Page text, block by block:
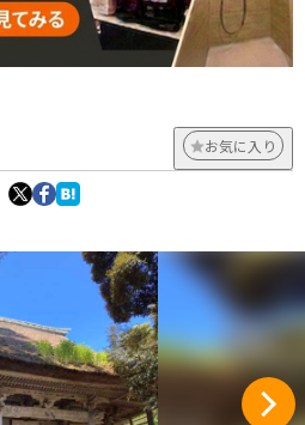
お気に入り